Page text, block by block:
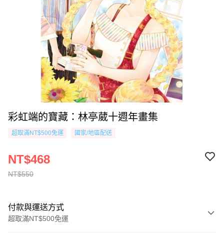
彩虹端的寶藏：林亭葳十週年畫集
超取滿NT$500免運 國家/地區配送
NT$550
NT$468
付款與運送方式
超取滿NT$500免運